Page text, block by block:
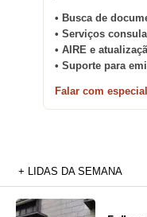
• Busca de
• Serviços
• AIRE e
• Suporte para
Falar com
+ LIDAS DA SEMANA